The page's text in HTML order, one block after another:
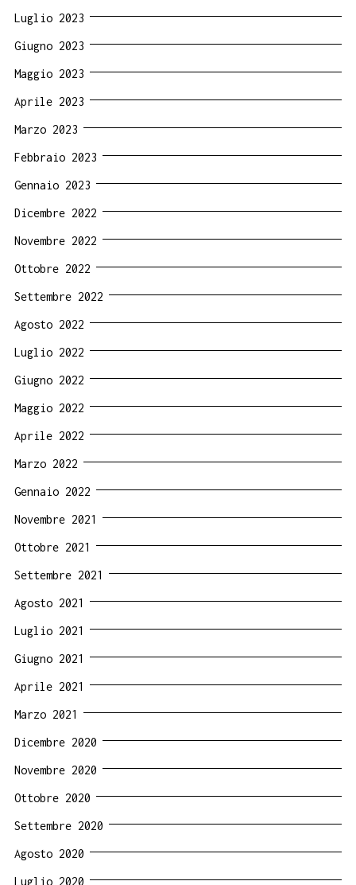
Luglio 2023
Giugno 2023
Maggio 2023
Aprile 2023
Marzo 2023
Febbraio 2023
Gennaio 2023
Dicembre 2022
Novembre 2022
Ottobre 2022
Settembre 2022
Agosto 2022
Luglio 2022
Giugno 2022
Maggio 2022
Aprile 2022
Marzo 2022
Gennaio 2022
Novembre 2021
Ottobre 2021
Settembre 2021
Agosto 2021
Luglio 2021
Giugno 2021
Aprile 2021
Marzo 2021
Dicembre 2020
Novembre 2020
Ottobre 2020
Settembre 2020
Agosto 2020
Luglio 2020